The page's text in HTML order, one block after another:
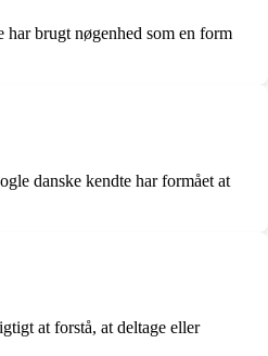
brugt nøgenhed som en form
danske kendte har formået at
at forstå, at deltage eller